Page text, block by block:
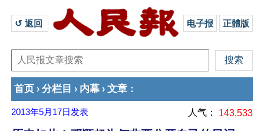
↺ 返回 电子报 正體版
首页 › 分栏目 › 内幕 › 文章 ：
2013年5月17日 发表 人气： 143,533